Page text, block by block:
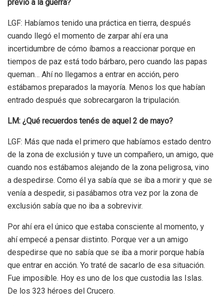
previo a la guerra?
LGF: Habíamos tenido una práctica en tierra, después
cuando llegó el momento de zarpar ahí era una
incertidumbre de cómo íbamos a reaccionar porque en
tiempos de paz está todo bárbaro, pero cuando las papas
queman… Ahí no llegamos a entrar en acción, pero
estábamos preparados la mayoría. Menos los que habían
entrado después que sobrecargaron la tripulación.
LM: ¿Qué recuerdos tenés de aquel 2 de mayo?
LGF: Más que nada el primero que habíamos estado dentro
de la zona de exclusión y tuve un compañero, un amigo, que
cuando nos estábamos alejando de la zona peligrosa, vino
a despedirse. Como él ya sabía que se iba a morir y que se
venía a despedir, si pasábamos otra vez por la zona de
exclusión sabía que no iba a sobrevivir.
Por ahí era el único que estaba consciente al momento, y
ahí empecé a pensar distinto. Porque ver a un amigo
despedirse que no sabía que se iba a morir porque había
que entrar en acción. Yo traté de sacarlo de esa situación.
Fue imposible. Hoy es uno de los que custodia las Islas.
De los 323 héroes del Crucero.